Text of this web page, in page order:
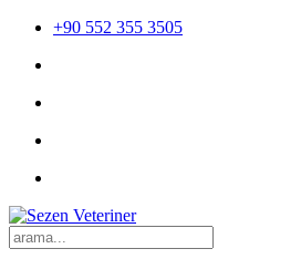
+90 552 355 3505